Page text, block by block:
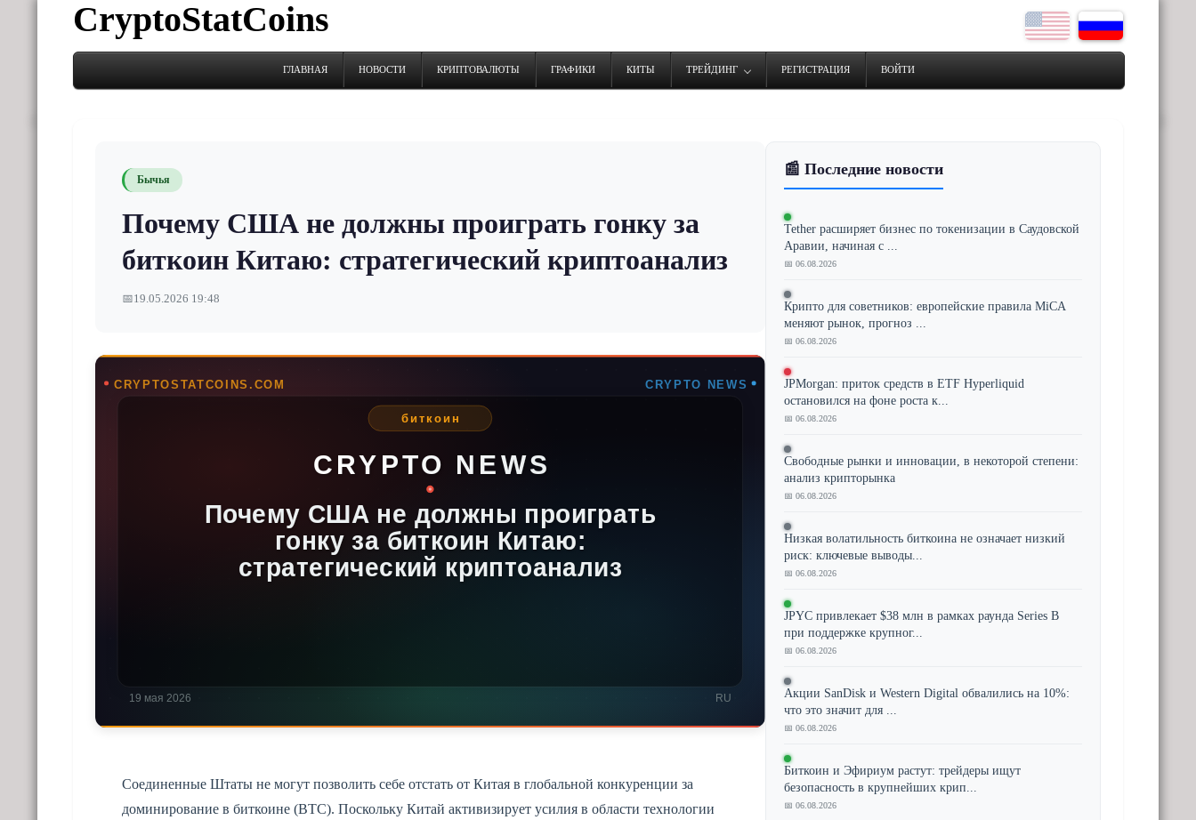
CryptoStatCoins
ГЛАВНАЯ НОВОСТИ КРИПТОВАЛЮТЫ ГРАФИКИ КИТЫ ТРЕЙДИНГ РЕГИСТРАЦИЯ ВОЙТИ
Бычья
Почему США не должны проиграть гонку за
биткоин Китаю: стратегический криптоанализ
📅19.05.2026 19:48
Соединенные Штаты не могут позволить себе отстать от Китая в глобальной конкуренции за
доминирование в биткоине (BTC). Поскольку Китай активизирует усилия в области технологии
📰 Последние новости
Tether расширяет бизнес по токенизации в Саудовской
Аравии, начиная с ...
📅 06.08.2026
Крипто для советников: европейские правила MiCA
меняют рынок, прогноз ...
📅 06.08.2026
JPMorgan: приток средств в ETF Hyperliquid
остановился на фоне роста к...
📅 06.08.2026
Свободные рынки и инновации, в некоторой степени:
анализ крипторынка
📅 06.08.2026
Низкая волатильность биткоина не означает низкий
риск: ключевые выводы...
📅 06.08.2026
JPYC привлекает $38 млн в рамках раунда Series B
при поддержке крупног...
📅 06.08.2026
Акции SanDisk и Western Digital обвалились на 10%:
что это значит для ...
📅 06.08.2026
Биткоин и Эфириум растут: трейдеры ищут
безопасность в крупнейших крип...
📅 06.08.2026